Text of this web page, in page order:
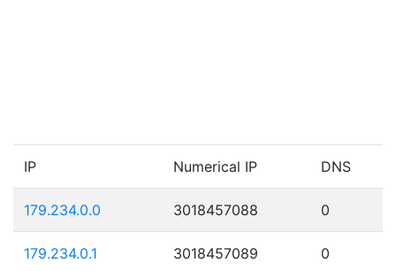
IP Numerical IP DNS
179.234.0.0 3018457088 0
179.234.0.1 3018457089 0